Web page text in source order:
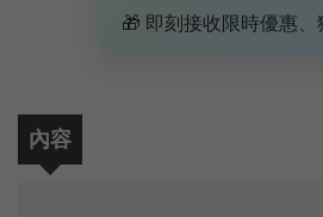
🎁 即刻接收限時優惠、
內容